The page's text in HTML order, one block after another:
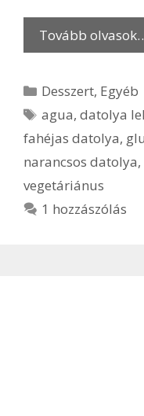
Tovább
Kategória
Desszert, Egyéb
Címkék
agua,datolya
fahéjas datolya,
narancsos datolya,
vegetáriánus
1 hozzászólás